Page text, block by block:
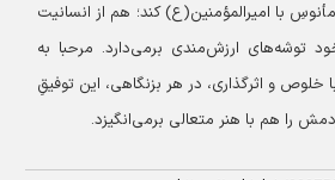
با امیرالمؤمنین(ع) کند؛ هم از انسانیت
توشه‌های ارزش‌مندی برمی‌دارد. مرحبا به
و اثرگذاری، در هر بزنگاهی، این توفیقِ
را هم با هنر متعالی برمی‌انگیزد.